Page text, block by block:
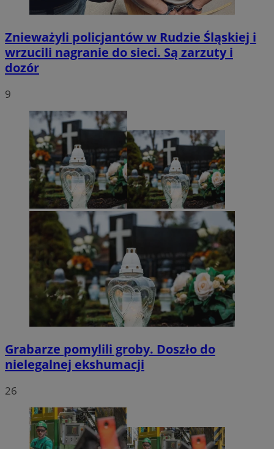
Znieważyli policjantów w Rudzie Śląskiej i
wrzucili nagranie do sieci. Są zarzuty i
dozór
9
Grabarze pomylili groby. Doszło do
nielegalnej ekshumacji
26